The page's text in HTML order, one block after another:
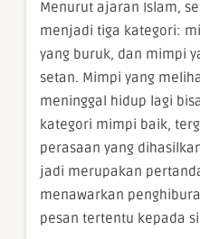
Menurut ajaran Islam,
menjadi tiga kategori:
yang buruk, dan mimpi
setan. Mimpi yang
meninggal hidup lagi
kategori mimpi baik,
perasaan yang
jadi merupakan
menawarkan
pesan tertentu kepada